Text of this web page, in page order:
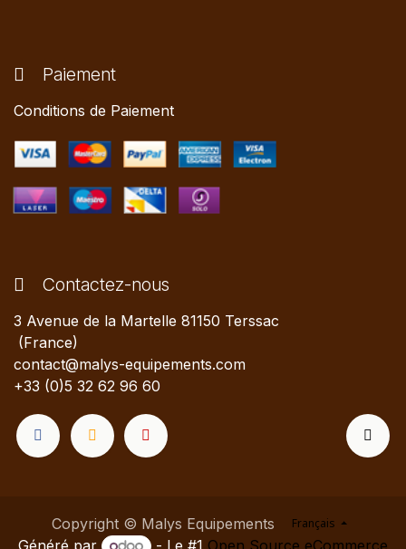
Paiement
Conditions de Paiement
Contactez-nous
3 Avenue de la Martelle 81150 Terssac
(France)
contact@malys-equipements.com
+33 (0)5 32 62 96 60
Copyright © Malys Equipements Français
Généré par - Le #1 Open Source eCommerce